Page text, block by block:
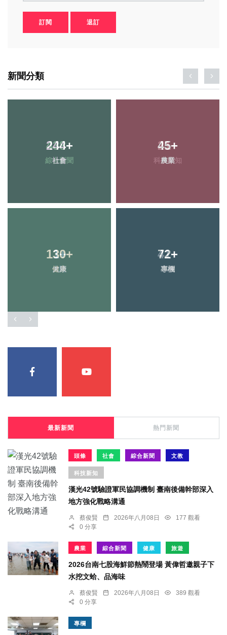
訂閱 退訂
新聞分類
244+
社會
45+
農業
130+
健康
72+
專欄
最新新聞 熱門新聞
頭條 社會 綜合新聞 文教
科技新知
漢光42號驗證軍民協調機制 臺南後備幹部深入
地方強化戰略溝通
蔡俊賢 2026年八月08日
177 觀看
0 分享
農業 綜合新聞 健康 旅遊
2026台南七股海鮮節熱鬧登場 黃偉哲邀親子下
水挖文蛤、品海味
蔡俊賢 2026年八月08日
389 觀看
0 分享
專欄